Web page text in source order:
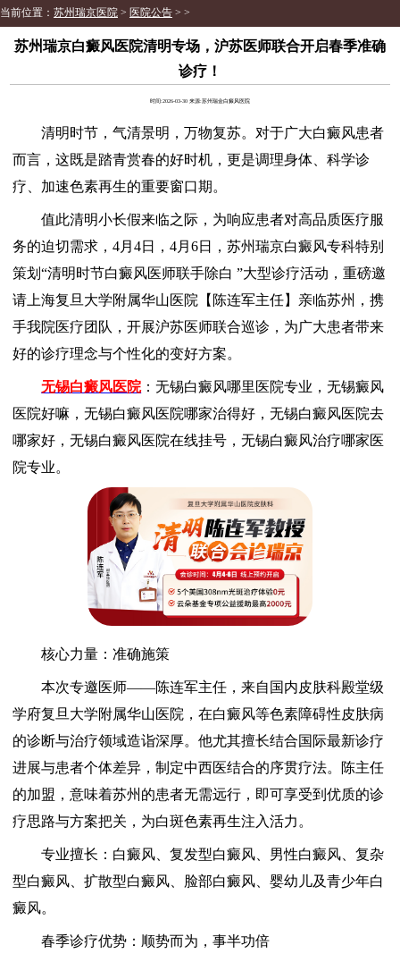
当前位置： 苏州瑞京医院 > 医院公告 > >
苏州瑞京白癜风医院清明专场，沪苏医师联合开启春季准确
诊疗！
时间:2026-03-30 来源:苏州瑞金白癜风医院
清明时节，气清景明，万物复苏。对于广大白癜风患者
而言，这既是踏青赏春的好时机，更是调理身体、科学诊
疗、加速色素再生的重要窗口期。
值此清明小长假来临之际，为响应患者对高品质医疗服
务的迫切需求，4月4日，4月6日，苏州瑞京白癜风专科特别
策划“清明时节白癜风医师联手除白 ”大型诊疗活动，重磅邀
请上海复旦大学附属华山医院【陈连军主任】亲临苏州，携
手我院医疗团队，开展沪苏医师联合巡诊，为广大患者带来
好的诊疗理念与个性化的变好方案。
无锡白癜风医院：无锡白癜风哪里医院专业，无锡癜风
医院好嘛，无锡白癜风医院哪家治得好，无锡白癜风医院去
哪家好，无锡白癜风医院在线挂号，无锡白癜风治疗哪家医
院专业。
核心力量：准确施策
本次专邀医师——陈连军主任，来自国内皮肤科殿堂级
学府复旦大学附属华山医院，在白癜风等色素障碍性皮肤病
的诊断与治疗领域造诣深厚。他尤其擅长结合国际最新诊疗
进展与患者个体差异，制定中西医结合的序贯疗法。陈主任
的加盟，意味着苏州的患者无需远行，即可享受到优质的诊
疗思路与方案把关，为白斑色素再生注入活力。
专业擅长：白癜风、复发型白癜风、男性白癜风、复杂
型白癜风、扩散型白癜风、脸部白癜风、婴幼儿及青少年白
癜风。
春季诊疗优势：顺势而为，事半功倍